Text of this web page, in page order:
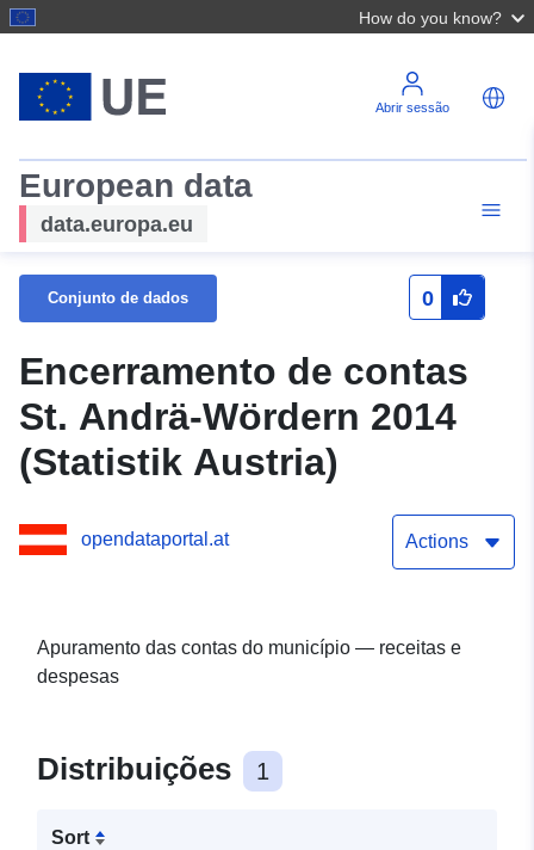
How do you know?
Abrir sessão
European data
data.europa.eu
Conjunto de dados 0
Encerramento de contas
St. Andrä-Wördern 2014
(Statistik Austria)
opendataportal.at Actions
Apuramento das contas do município — receitas e
despesas
Distribuições 1
Sort